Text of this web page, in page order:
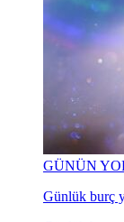
GÜNÜN
Günlük burç